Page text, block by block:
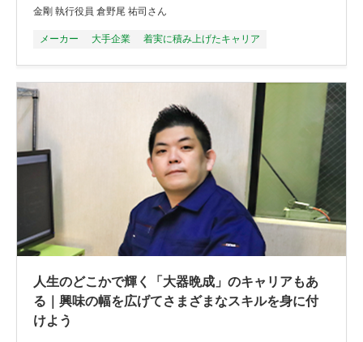
金剛 執行役員 倉野尾 祐司さん
メーカー 大手企業 着実に積み上げたキャリア
人生のどこかで輝く「大器晩成」のキャリアもあ
る｜興味の幅を広げてさまざまなスキルを身に付
けよう